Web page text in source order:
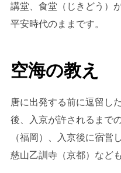
講堂、食堂（じきどう）
平安時代のままです。
空海の教え
唐に出発する前に逗留し
後、入京が許されるまで
（福岡）、入京後に宿営
慈山乙訓寺（京都）など